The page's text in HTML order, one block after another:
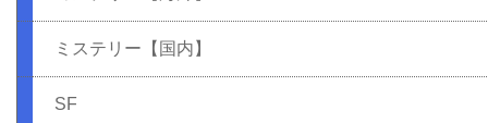
ミステリー【国内】
SF